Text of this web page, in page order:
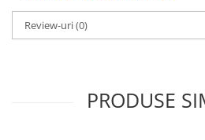
Review-uri(0)
PRODUSE